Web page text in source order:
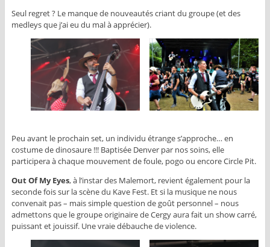
Seul regret ? Le manque de nouveautés criant du groupe (et des
medleys que j’ai eu du mal à apprécier).
Peu avant le prochain set, un individu étrange s’approche… en
costume de dinosaure !!! Baptisée Denver par nos soins, elle
participera à chaque mouvement de foule, pogo ou encore Circle Pit.
Out Of My Eyes, à l’instar des Malemort, revient également pour la
seconde fois sur la scène du Kave Fest. Et si la musique ne nous
convenait pas – mais simple question de goût personnel – nous
admettons que le groupe originaire de Cergy aura fait un show carré,
puissant et jouissif. Une vraie débauche de violence.